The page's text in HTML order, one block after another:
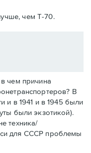
чем Т-70.
чем причина
В
и в 1941 и в 1945 были
были экзотикой).
техника/
для СССР проблемы